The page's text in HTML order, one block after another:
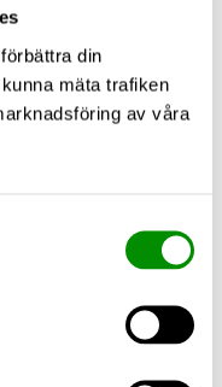
din
mäta trafiken
av våra
leg läkare sedan…